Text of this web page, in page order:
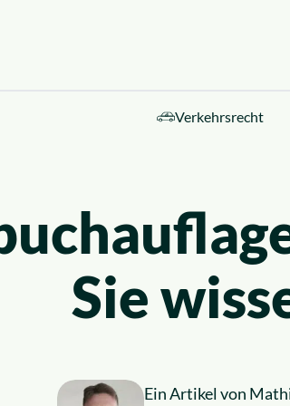
Verkehrsrecht
Sie
Ein Artikel von